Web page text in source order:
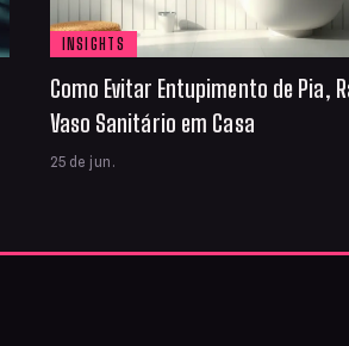
INSIGHTS
Como Evitar Entupimento de Pia,
Vaso Sanitário em Casa
25 de jun.